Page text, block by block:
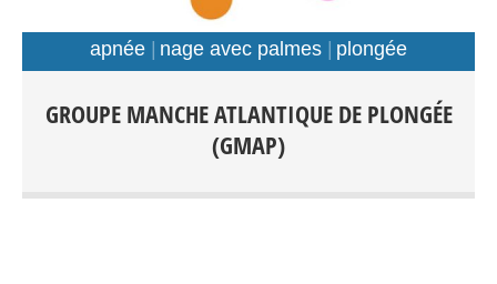
public: Débutants-Loisir-Compétition Entraînements:
Piscines: Foch, Kerhallet, Recouvrance, Rade de Brest et
apnée nage avec palmes plongée
GROUPE MANCHE ATLANTIQUE DE PLONGÉE
(GMAP)